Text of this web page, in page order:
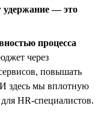
удержание — это
процесса
через
повышать
И здесь мы вплотную
HR-специалистов.